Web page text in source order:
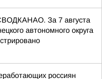
За 7 августа
автономного округа
россиян